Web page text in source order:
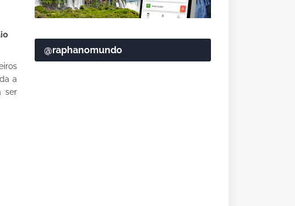
a
ser
@raphanomundo